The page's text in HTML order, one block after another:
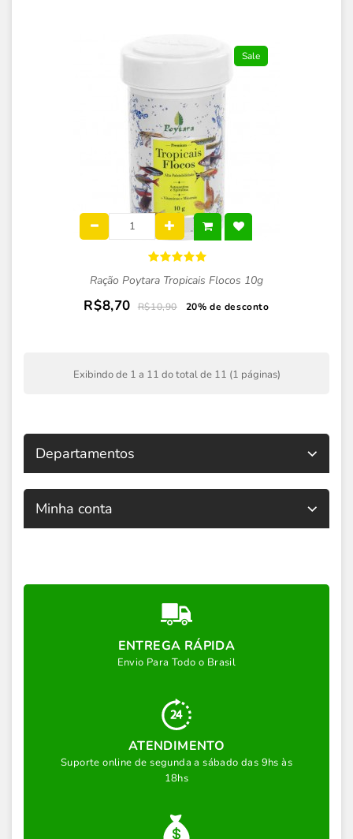
Sale
Ração Poytara Tropicais Flocos 10g
R$8,70 R$10,90 20% de desconto
Exibindo de 1 a 11 do total de 11 (1 páginas)
Departamentos
Minha conta
ENTREGA RÁPIDA
Envio Para Todo o Brasil
ATENDIMENTO
Suporte online de segunda a sábado das 9hs às
18hs